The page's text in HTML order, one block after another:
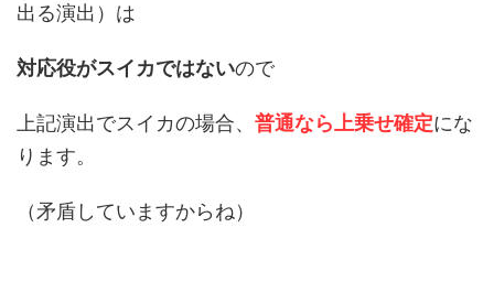
出る演出）は
対応役がスイカではないので
上記演出でスイカの場合、 普通なら上乗せ確定にな
ります。
（矛盾していますからね）